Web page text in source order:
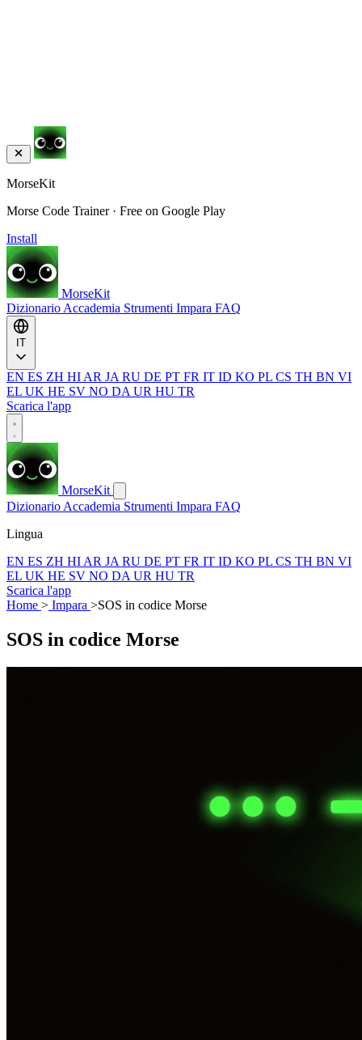
MorseKit
Morse Code Trainer · Free on Google Play
Install
MorseKit
Dizionario Accademia Strumenti Impara FAQ
EN ES ZH HI AR JA RU DE PT FR IT ID KO PL CS TH BN VI
EL UK HE SV NO DA UR HU TR
Scarica l'app
MorseKit
Dizionario Accademia Strumenti Impara FAQ
Lingua
EN ES ZH HI AR JA RU DE PT FR IT ID KO PL CS TH BN VI
EL UK HE SV NO DA UR HU TR
Scarica l'app
Home > Impara >SOS in codice Morse
SOS in codice Morse